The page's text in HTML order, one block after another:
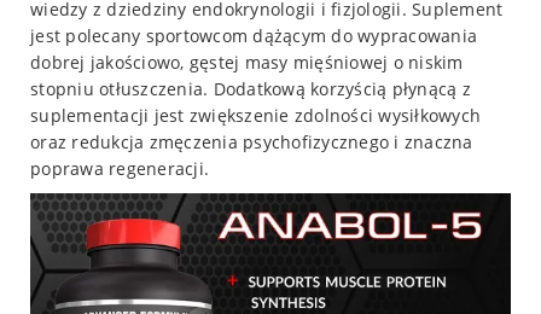
wiedzy z dziedziny endokrynologii i fizjologii. Suplement
jest polecany sportowcom dążącym do wypracowania
dobrej jakościowo, gęstej masy mięśniowej o niskim
stopniu otłuszczenia. Dodatkową korzyścią płynącą z
suplementacji jest zwiększenie zdolności wysiłkowych
oraz redukcja zmęczenia psychofizycznego i znaczna
poprawa regeneracji.